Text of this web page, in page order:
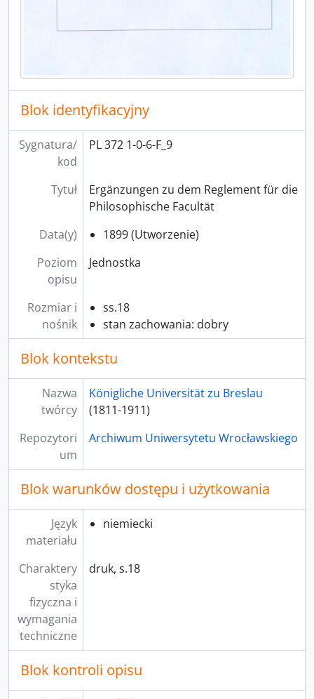
[Jednostka] F_40 - Akta dotyczące utworzenia Wydziału Nauk Przyrodniczych
[Jednostka] F_43 - Emeritierung
[Jednostka] F_44 - Mitteilungen an die Fakultät
[Jednostka] F_45 - Entwurf von Grundlinien einer Neuordnung der preußischen Hochschulverfassung
[Jednostka] F_46 - Hochschulreform
[Jednostka] F_47 - Zarządzenia ministerialne
[Jednostka] F_48 - Hospitanten-Kontrolle
[Jednostka] F_50 - Historia Śląska
Blok identyfikacyjny
Sygnatura/
kod
PL 372 1-0-6-F_9
Tytuł
Ergänzungen zu dem Reglement für die
Philosophische Facultät
Data(y)
1899 (Utworzenie)
Poziom
opisu
Jednostka
Rozmiar i
nośnik
ss.18
stan zachowania: dobry
Blok kontekstu
Nazwa
twórcy
Königliche Universität zu Breslau
(1811-1911)
Repozytori
um
Archiwum Uniwersytetu Wrocławskiego
Blok warunków dostępu i użytkowania
Język
materiału
niemiecki
Charaktery
styka
fizyczna i
wymagania
techniczne
druk, s.18
Blok kontroli opisu